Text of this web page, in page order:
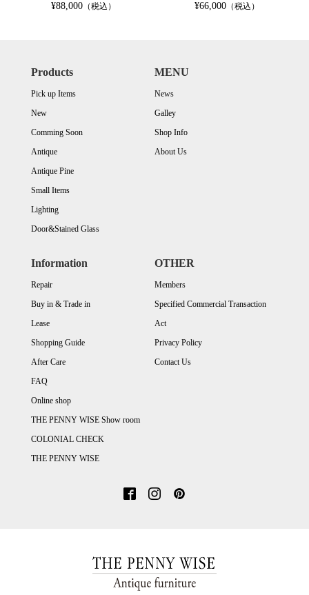
¥88,000（税込） ¥66,000（税込）
Products
Pick up Items
New
Comming Soon
Antique
Antique Pine
Small Items
Lighting
Door&Stained Glass
MENU
News
Galley
Shop Info
About Us
Information
Repair
Buy in & Trade in
Lease
Shopping Guide
After Care
FAQ
Online shop
THE PENNY WISE Show room
COLONIAL CHECK
THE PENNY WISE
OTHER
Members
Specified Commercial Transaction
Act
Privacy Policy
Contact Us